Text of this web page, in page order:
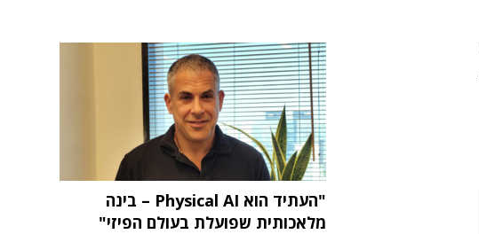
"העתיד הוא Physical AI – בינה
מלאכותית שפועלת בעולם הפיזי"